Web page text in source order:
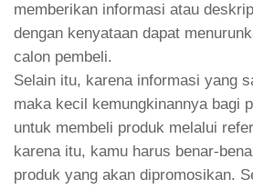
memberikan informasi atau
dengan kenyataan dapat
calon pembeli.
Selain itu, karena informasi yang
maka kecil kemungkinannya bagi
untuk membeli produk melalui
karena itu, kamu harus benar-
produk yang akan dipromosikan.